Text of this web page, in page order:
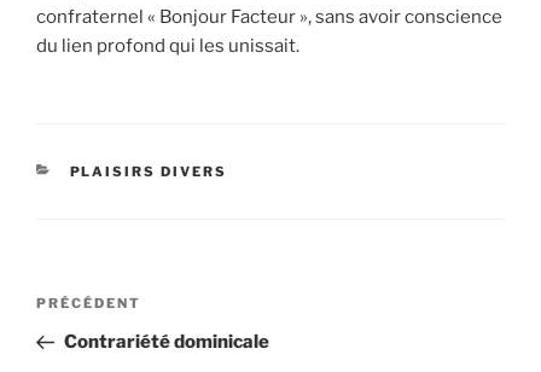
confraternel « Bonjour Facteur », sans avoir conscience
du lien profond qui les unissait.
CATÉGORIES
PLAISIRS DIVERS
Navigation
l’article
Article
précédent
PRÉCÉDENT
Contrariété dominicale